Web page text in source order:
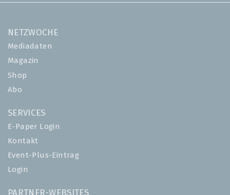
NETZWOCHE
Mediadaten
Magazin
Shop
Abo
SERVICES
E-Paper Login
Kontakt
Event-Plus-Eintrag
Login